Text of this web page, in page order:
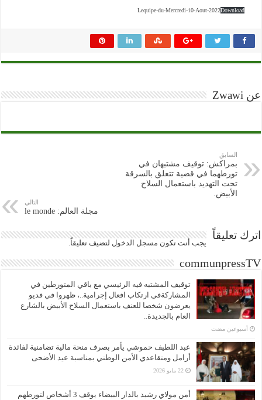
Lequipe-du-Mercredi-10-Aout-2022Download
عن Zwawi
السابق
بمراكش: توقيف مشتبهان في
تورطهما في قضية تتعلق بالسرقة
تحت التهديد باستعمال السلاح
الأبيض.
التالي
مجلة العالم: le monde
اترك تعليقاً
يجب أنت تكون مسجل الدخول لتضيف تعليقاً.
communpressTV
توقيف المشتبه فيه الرئيسي مع باقي المتورطين في
المشاركةفي ارتكاب افعال إجرامية..، ظهروا في فديو
يعرضون شخصا للعنف باستعمال السلاح الأبيض بالشارع
العام بالجديدة..
‏أسبوعين مضت
عبد اللطيف حموشي يأمر بصرف منحة مالية تضامنية لفائدة
أرامل ومتقاعدي الأمن الوطني بمناسبة عيد الأضحى
22 مايو 2026
أمن مولاي رشيد بالدار البيضاء يوقف 3 أشخاص لتورطهم